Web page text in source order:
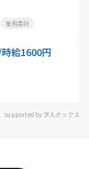
業務委託
給1600円
supported by 求人ボックス